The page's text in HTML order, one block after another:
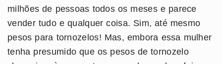
milhões de pessoas todos os meses e parece
vender tudo e qualquer coisa. Sim, até mesmo
pesos para tornozelos! Mas, embora essa mulher
tenha presumido que os pesos de tornozelo